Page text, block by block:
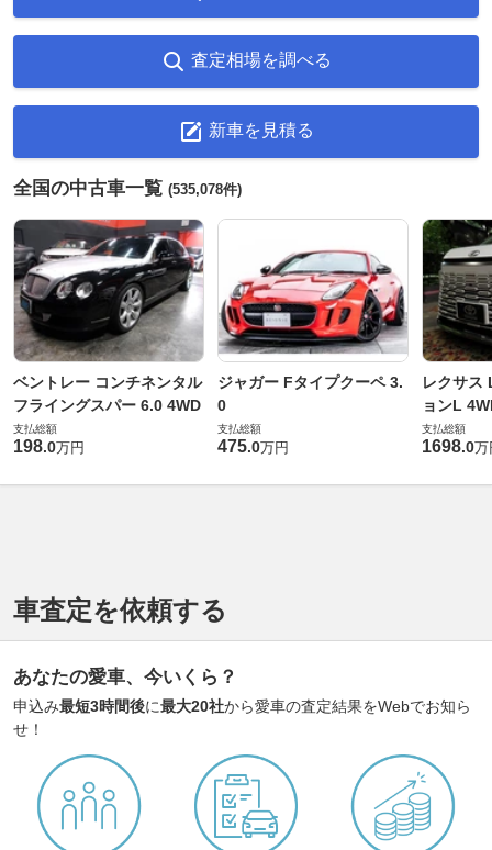
査定相場を調べる
新車を見積る
全国の中古車一覧 (535,078件)
ベントレー コンチネンタル
フライングスパー 6.0 4WD
支払総額
198.0万円
ジャガー Fタイプクーペ 3.
0
支払総額
475.0万円
レクサス
ョンL
支払総額
1698.0万
車査定を依頼する
あなたの愛車、今いくら？
申込み最短3時間後に最大20社から愛車の査定結果をWebでお知ら
せ！